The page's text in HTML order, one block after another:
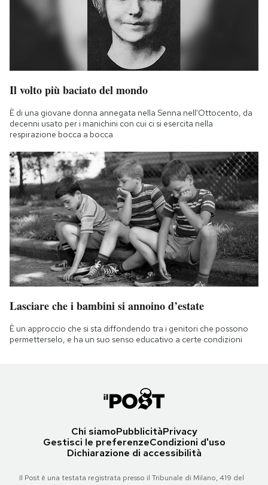
Il volto più baciato del mondo
È di una giovane donna annegata nella Senna nell'Ottocento, da
decenni usato per i manichini con cui ci si esercita nella
respirazione bocca a bocca
Lasciare che i bambini si annoino d’estate
È un approccio che si sta diffondendo tra i genitori che possono
permetterselo, e ha un suo senso educativo a certe condizioni
Chi siamoPubblicitàPrivacy
Gestisci le preferenzeCondizioni d'uso
Dichiarazione di accessibilità
Il Post è una testata registrata presso il Tribunale di Milano, 419 del